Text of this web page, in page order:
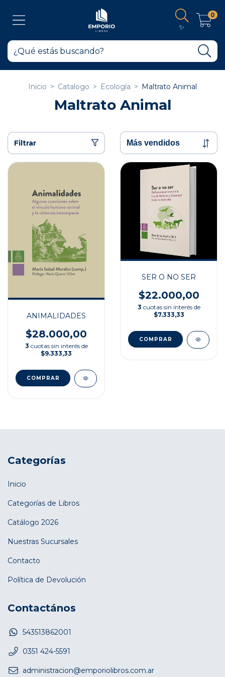
✨
0
Inicio > Catalogo > Ecología > Maltrato Animal
Maltrato Animal
Filtrar
ANIMALIDADES
$28.000,00
3 cuotas sin interés de
$9.333,33
SER O NO SER
$22.000,00
3 cuotas sin interés de
$7.333,33
Categorías
Inicio
Categorías de Libros
Catálogo 2026
Nuestras Sucursales
Contacto
Política de Devolución
Contactános
543513862001
0351 424-5591
administracion@emporiolibros.com.ar